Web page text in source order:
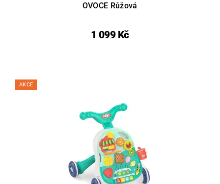
OVOCE Růžová
1 099 Kč
AKCE